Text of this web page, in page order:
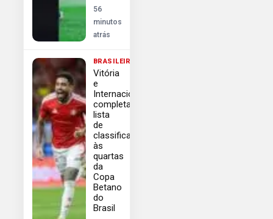
56
minutos
atrás
BRASILEIRÃO
Vitória
e
Internacional
completam
lista
de
classificados
às
quartas
da
Copa
Betano
do
Brasil